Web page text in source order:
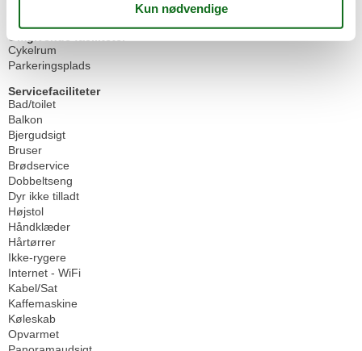
Omgivende faciliteter
Cykelrum
Parkeringsplads
Servicefaciliteter
Bad/toilet
Balkon
Bjergudsigt
Bruser
Brødservice
Dobbeltseng
Dyr ikke tilladt
Højstol
Håndklæder
Hårtørrer
Ikke-rygere
Internet - WiFi
Kabel/Sat
Kaffemaskine
Køleskab
Opvarmet